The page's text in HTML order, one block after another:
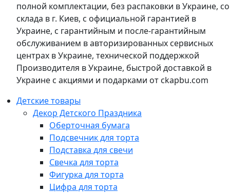
полной комплектации, без распаковки в Украине, со
склада в г. Киев, с официальной гарантией в
Украине, с гарантийным и после-гарантийным
обслуживанием в авторизированных сервисных
центрах в Украине, технической поддержкой
Производителя в Украине, быстрой доставкой в
Украине с акциями и подарками от ckapbu.com
Детские товары
Декор Детского Праздника
Оберточная бумага
Подсвечник для торта
Подставка для свечи
Свечка для торта
Фигурка для торта
Цифра для торта